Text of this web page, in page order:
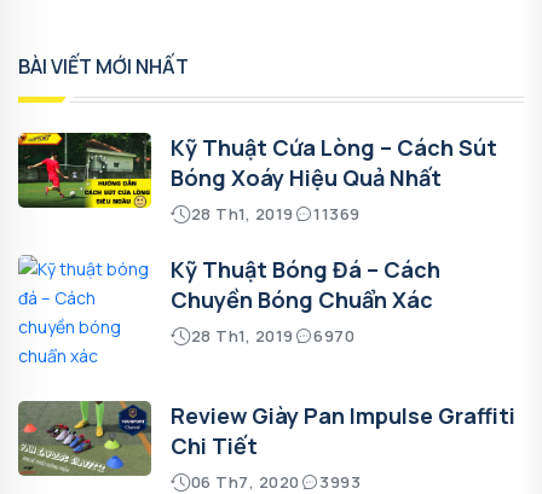
BÀI VIẾT MỚI NHẤT
Kỹ Thuật Cứa Lòng – Cách Sút
Bóng Xoáy Hiệu Quả Nhất
28 Th1, 2019 11369
Kỹ Thuật Bóng Đá – Cách
Chuyền Bóng Chuẩn Xác
28 Th1, 2019 6970
Review Giày Pan Impulse Graffiti
Chi Tiết
06 Th7, 2020 3993